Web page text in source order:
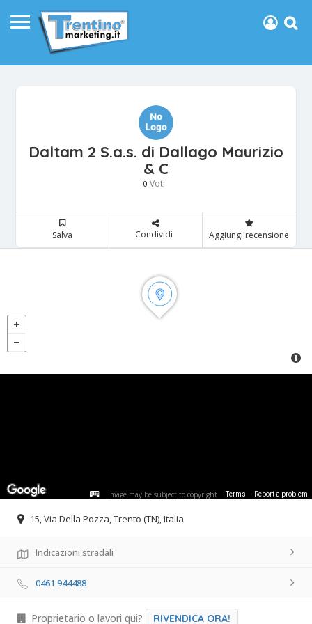
Daltam 2 S.a.s. di Dallago Maurizio
& C
0 Voti
Salva Condividi Aggiungi recensione
Image may be subject to copyright Terms Report a problem
15, Via Della Pozza, Trento (TN), Italia
Indicazioni stradali
0461 944488
Proprietario o lavori qui? RIVENDICA ORA!